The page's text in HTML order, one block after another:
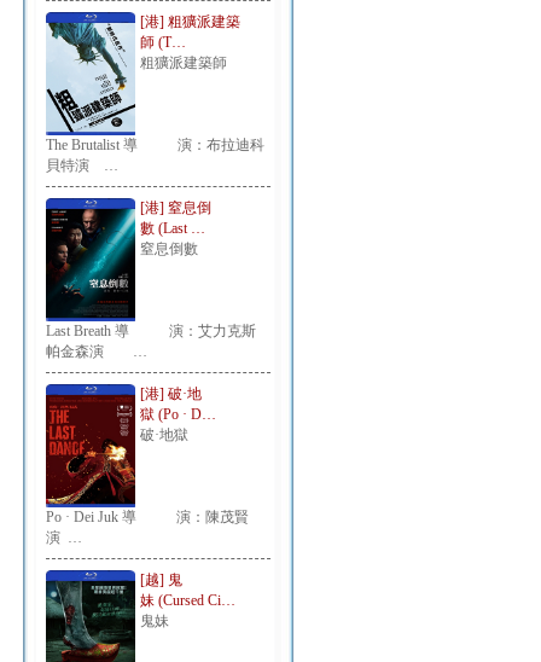
[港] 粗獷派建築
師 (T…
粗獷派建築師
The Brutalist 導 演：布拉迪科
貝特演 …
[港] 窒息倒
數 (Last …
窒息倒數
Last Breath 導 演：艾力克斯
帕金森演 …
[港] 破·地
獄 (Po · D…
破·地獄
Po · Dei Juk 導 演：陳茂賢
演 …
[越] 鬼
妹 (Cursed Ci…
鬼妹